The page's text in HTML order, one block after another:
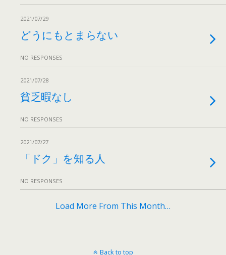
2021/07/29
どうにもとまらない
NO RESPONSES
2021/07/28
貧乏暇なし
NO RESPONSES
2021/07/27
「ドク」を知る人
NO RESPONSES
Load More From This Month…
Back to top